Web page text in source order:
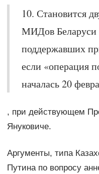
10. Становится
МИДов Беларуси
поддержавших
если «операция
началась 20
, при действующем
Януковиче.
Аргументы, типа
Путина по вопросу